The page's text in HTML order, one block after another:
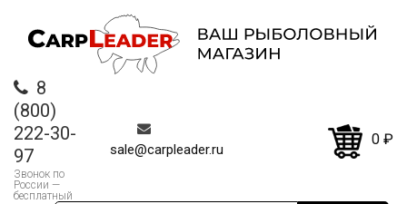
8
(800)
222-30-
97
Звонок по
России —
бесплатный
sale@carpleader.ru
0 ₽